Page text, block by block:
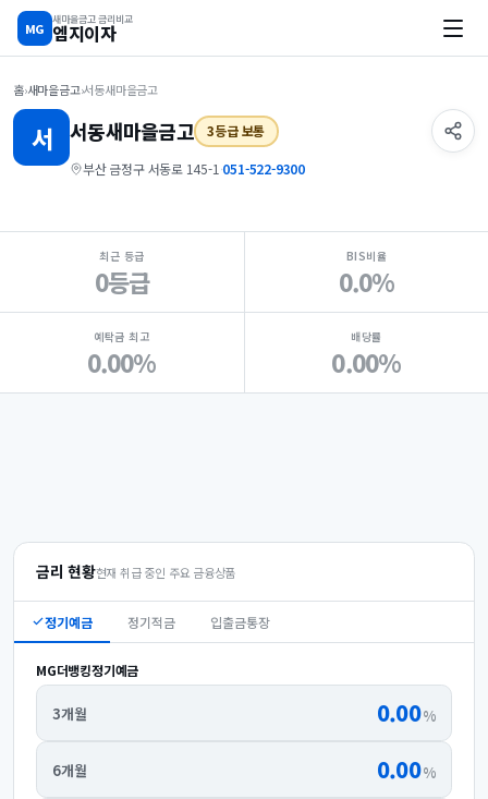
MG
새마을금고 금리비교
엠지이자
홈›새마을금고›서동새마을금고
서 서동새마을금고 3등급 보통
부산 금정구 서동로 145-1 ·051-522-9300
지점 핵심 지표 요약
최근 등급
0등급
BIS비율
0.0%
예탁금 최고
0.00%
배당률
0.00%
금리 현황현재 취급 중인 주요 금융상품
정기예금 정기적금 입출금통장
MG더뱅킹정기예금
3개월 0.00%
6개월 0.00%